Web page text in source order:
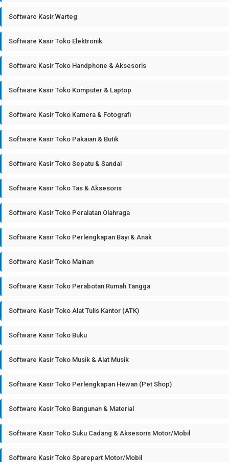
Software Kasir Warteg
Software Kasir Toko Elektronik
Software Kasir Toko Handphone & Aksesoris
Software Kasir Toko Komputer & Laptop
Software Kasir Toko Kamera & Fotografi
Software Kasir Toko Pakaian & Butik
Software Kasir Toko Sepatu & Sandal
Software Kasir Toko Tas & Aksesoris
Software Kasir Toko Peralatan Olahraga
Software Kasir Toko Perlengkapan Bayi & Anak
Software Kasir Toko Mainan
Software Kasir Toko Perabotan Rumah Tangga
Software Kasir Toko Alat Tulis Kantor (ATK)
Software Kasir Toko Buku
Software Kasir Toko Musik & Alat Musik
Software Kasir Toko Perlengkapan Hewan (Pet Shop)
Software Kasir Toko Bangunan & Material
Software Kasir Toko Suku Cadang & Aksesoris Motor/Mobil
Software Kasir Toko Sparepart Motor/Mobil